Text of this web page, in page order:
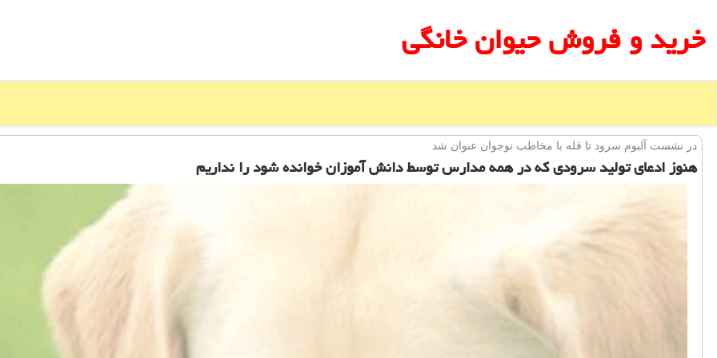
خرید و فروش حیوان خانگی
در نشست آلبوم سرود تا قله با مخاطب نوجوان عنوان شد
هنوز ادعای تولید سرودی كه در همه مدارس توسط دانش آموزان خوانده شود را نداریم